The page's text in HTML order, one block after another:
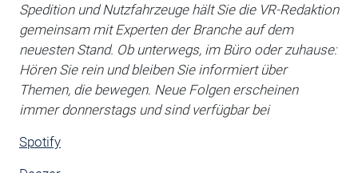
Spedition und Nutzfahrzeuge hält Sie die VR-Redaktion
gemeinsam mit Experten der Branche auf dem
neuesten Stand. Ob unterwegs, im Büro oder zuhause:
Hören Sie rein und bleiben Sie informiert über
Themen, die bewegen. Neue Folgen erscheinen
immer donnerstags und sind verfügbar bei
Spotify